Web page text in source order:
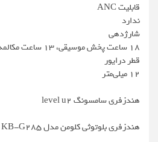
قابلیت ANC
ندارد
شارژدهی
18 ساعت پخش موسیقی، 13 ساعت مکالمه
قطر درایور
12 میلی‌متر
هندزفری سامسونگ level u2
هندزفری بلوتوثی کلومن مدل KB-G285